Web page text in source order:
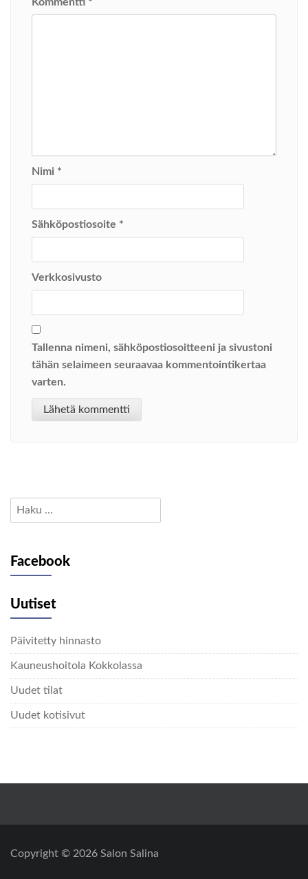
Kommentti *
Nimi *
Sähköpostiosoite *
Verkkosivusto
Tallenna nimeni, sähköpostiosoitteeni ja sivustoni
tähän selaimeen seuraavaa kommentointikertaa
varten.
Haku:
Facebook
Uutiset
Päivitetty hinnasto
Kauneushoitola Kokkolassa
Uudet tilat
Uudet kotisivut
Copyright © 2026 Salon Salina